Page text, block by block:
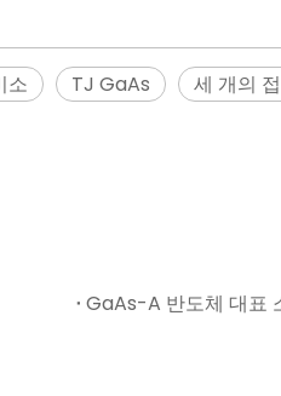
소 TJ GaAs
세 개의
GaAs-A 반도체 대표